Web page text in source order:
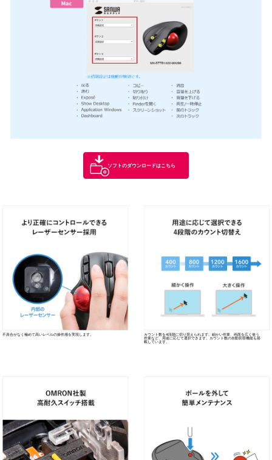
5本の指を伸ばした状態で軽く添えるだけで扱えるエル
ゴ形状を採用。
トラックボールの絶妙なポジショニングにこだわり、リ
ラックスした状態で無理なく操作ができます。
ホイールボタンと戻る進むボタンにお好きな機能を割り当てることがで